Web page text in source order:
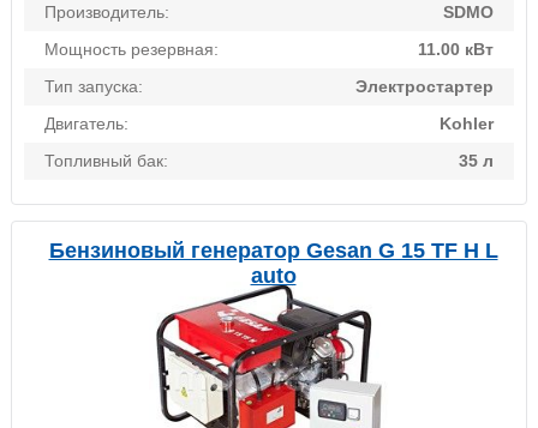
Производитель:
SDMO
Мощность резервная:
11.00 кВт
Тип запуска:
Электростартер
Двигатель:
Kohler
Топливный бак:
35 л
Бензиновый генератор Gesan G 15 TF H L
auto